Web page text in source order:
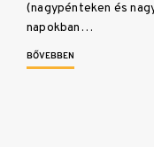
(nagypénteken és
napokban…
BŐVEBBEN